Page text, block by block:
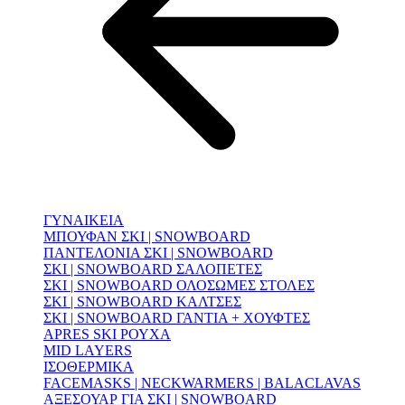
ΓΥΝΑΙΚΕΙΑ
ΜΠΟΥΦΑΝ ΣΚΙ | SNOWBOARD
ΠΑΝΤΕΛΟΝΙΑ ΣΚΙ | SNOWBOARD
ΣΚΙ | SNOWBOARD ΣΑΛΟΠΕΤΕΣ
ΣΚΙ | SNOWBOARD ΟΛΟΣΩΜΕΣ ΣΤΟΛΕΣ
ΣΚΙ | SNOWBOARD ΚΑΛΤΣΕΣ
ΣΚΙ | SNOWBOARD ΓΑΝΤΙΑ + ΧΟΥΦΤΕΣ
APRES SKI ΡΟΥΧΑ
MID LAYERS
ΙΣΟΘΕΡΜΙΚΑ
FACEMASKS | NECKWARMERS | BALACLAVAS
ΑΞΕΣΟΥΑΡ ΓΙΑ ΣΚΙ | SNOWBOARD